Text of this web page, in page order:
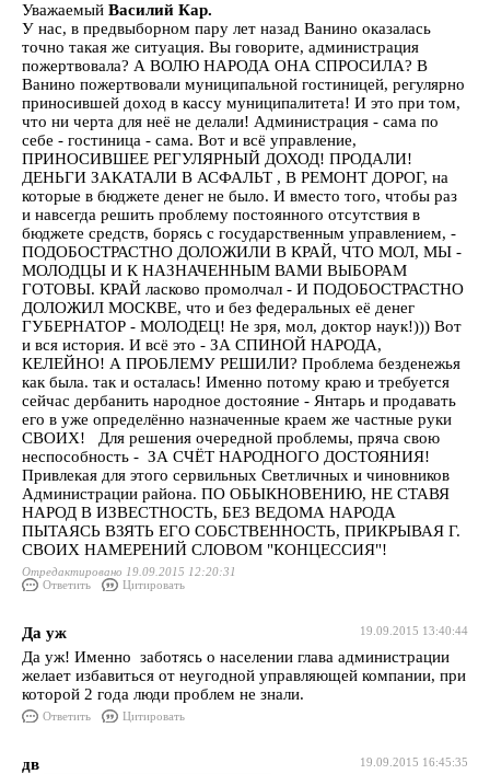
Уважаемый Василий Кар.
У нас, в предвыборном пару лет назад Ванино оказалась
точно такая же ситуация. Вы говорите, администрация
пожертвовала? А ВОЛЮ НАРОДА ОНА СПРОСИЛА? В
Ванино пожертвовали муниципальной гостиницей, регулярно
приносившей доход в кассу муниципалитета! И это при том,
что ни черта для неё не делали! Администрация - сама по
себе - гостиница - сама. Вот и всё управление,
ПРИНОСИВШЕЕ РЕГУЛЯРНЫЙ ДОХОД! ПРОДАЛИ!
ДЕНЬГИ ЗАКАТАЛИ В АСФАЛЬТ , В РЕМОНТ ДОРОГ, на
которые в бюджете денег не было. И вместо того, чтобы раз
и навсегда решить проблему постоянного отсутствия в
бюджете средств, борясь с государственным управлением, -
ПОДОБОСТРАСТНО ДОЛОЖИЛИ В КРАЙ, ЧТО МОЛ, МЫ -
МОЛОДЦЫ И К НАЗНАЧЕННЫМ ВАМИ ВЫБОРАМ
ГОТОВЫ. КРАЙ ласково промолчал - И ПОДОБОСТРАСТНО
ДОЛОЖИЛ МОСКВЕ, что и без федеральных её денег
ГУБЕРНАТОР - МОЛОДЕЦ! Не зря, мол, доктор наук!))) Вот
и вся история. И всё это - ЗА СПИНОЙ НАРОДА,
КЕЛЕЙНО! А ПРОБЛЕМУ РЕШИЛИ? Проблема безденежья
как была. так и осталась! Именно потому краю и требуется
сейчас дербанить народное достояние - Янтарь и продавать
его в уже определённо назначенные краем же частные руки
СВОИХ! Для решения очередной проблемы, пряча свою
неспособность - ЗА СЧЁТ НАРОДНОГО ДОСТОЯНИЯ!
Привлекая для этого сервильных Светличных и чиновников
Администрации района. ПО ОБЫКНОВЕНИЮ, НЕ СТАВЯ
НАРОД В ИЗВЕСТНОСТЬ, БЕЗ ВЕДОМА НАРОДА
ПЫТАЯСЬ ВЗЯТЬ ЕГО СОБСТВЕННОСТЬ, ПРИКРЫВАЯ Г.
СВОИХ НАМЕРЕНИЙ СЛОВОМ "КОНЦЕССИЯ"!
Отредактировано 19.09.2015 12:20:31
Ответить
Цитировать
19.09.2015 13:40:44
Да уж
Да уж! Именно заботясь о населении глава администрации
желает избавиться от неугодной управляющей компании, при
которой 2 года люди проблем не знали.
Ответить Цитировать
19.09.2015 16:45:35
дв